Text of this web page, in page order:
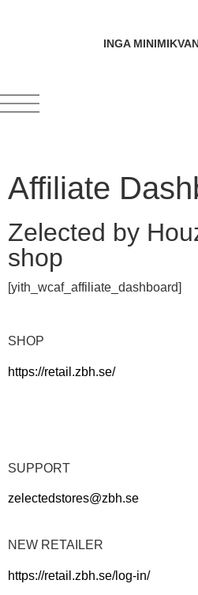
INGA
Affiliate
Zelected by
shop
[yith_wcaf_affiliate_dashboard]
SHOP
https://retail.zbh.se/
SUPPORT
zelectedstores@zbh.se
NEW RETAILER
https://retail.zbh.se/log-in/